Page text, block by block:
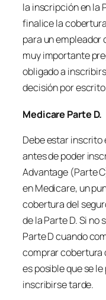
la inscripción en la
finalice la
para un empleador
muy importante
obligado a
decisión por
Medicare Parte D.
Debe estar inscrito
antes de poder
Advantage (Parte
en Medicare, un
cobertura del
de la Parte D. Si no
Parte D cuando
comprar cobertura
es posible que se
inscribirse tarde.